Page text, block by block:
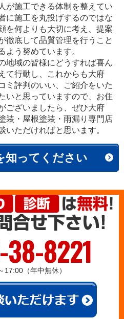
が施工できる体制を整えてい
に施工を丸投げするのではな
を何よりも大切に考え、提案
徹底して品質管理を行うこと
よう努めています。
地域の皆様にどうすれば喜ん
て行動し、これからも大府
ミ評判のいい、ご紹介をいた
いと思っていますので、お住
ございましたら、ぜひ大府
装・屋根塗装・雨漏り専門店
いただければと思います。
知ってください
8221
17:00（年中無休）